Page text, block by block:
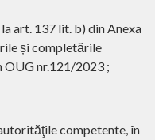
art. 137 lit. b) din Anexa
și completările
nr.121/2023 ;
competente, în